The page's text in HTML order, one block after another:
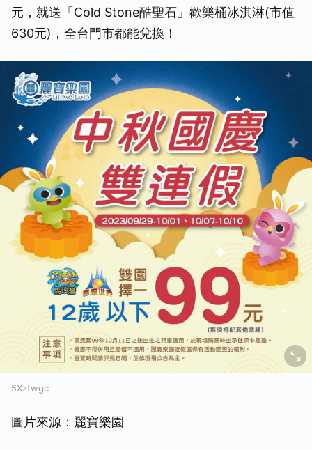
元，就送「Cold Stone酷聖石」歡樂桶冰淇淋(市值
630元)，全台門市都能兌換！
5Xzfwgc
圖片來源：麗寶樂園